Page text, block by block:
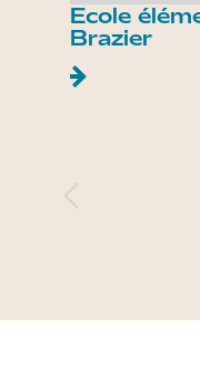
Ecole
Brazier